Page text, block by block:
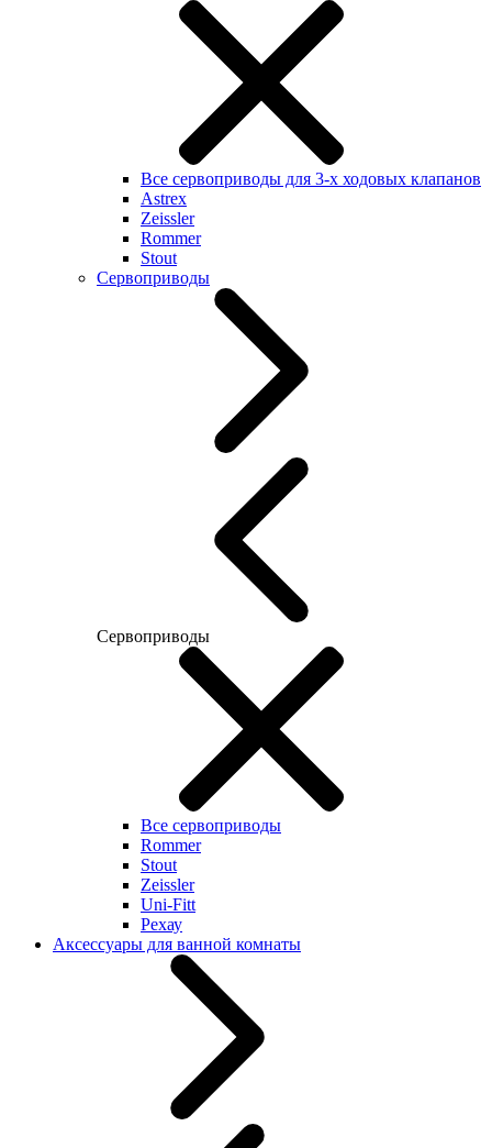
Все сервоприводы для 3-х ходовых клапанов
Astrex
Zeissler
Rommer
Stout
Сервоприводы
Сервоприводы
Все сервоприводы
Rommer
Stout
Zeissler
Uni-Fitt
Рехау
Аксессуары для ванной комнаты